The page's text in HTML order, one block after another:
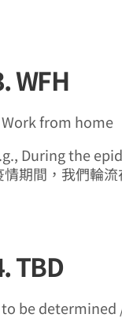
WFH
from home
During the
情期間，我們輪
TBD
be determined